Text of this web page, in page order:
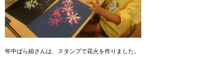
年中ばら組さんは、スタンプで花火を作りました。